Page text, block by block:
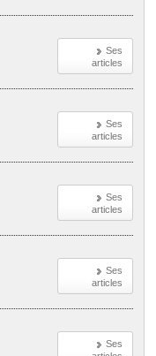
Ses
articles
Ses
articles
Ses
articles
Ses
articles
Ses